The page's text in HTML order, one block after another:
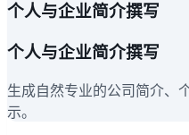
个人与企业简介撰写
个人与企业简介撰写
生成自然专业的公司简介、
示。